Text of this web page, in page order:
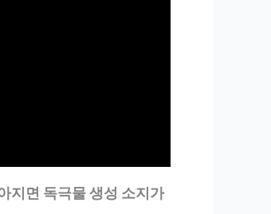
지면 독극물 생성 소지가